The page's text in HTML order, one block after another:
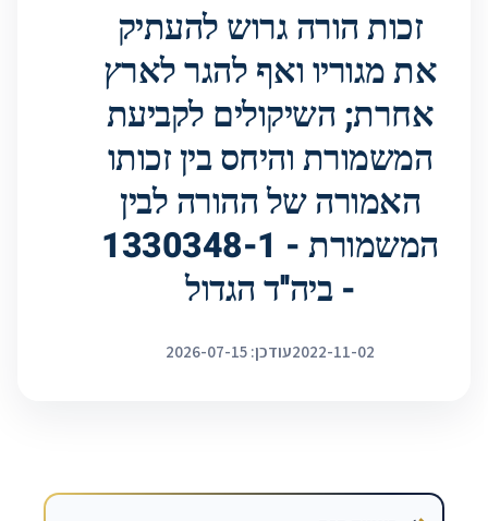
זכות הורה גרוש להעתיק
את מגוריו ואף להגר לארץ
אחרת; השיקולים לקביעת
המשמורת והיחס בין זכותו
האמורה של ההורה לבין
המשמורת - 1330348-1
- ביה''ד הגדול
2022-11-02עודכן: 2026-07-15